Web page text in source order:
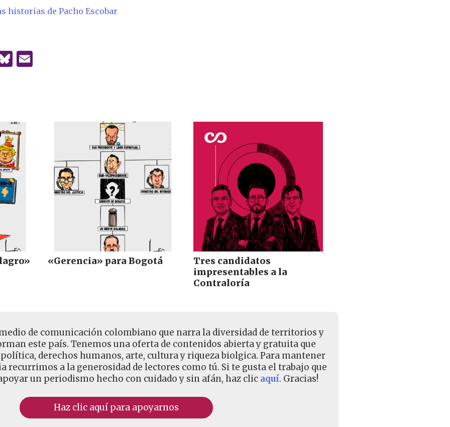
historias de Pacho Escobar
B
y
«Gerencia» para Bogotá
Tres candidatos
impresentables a la
Contraloría
de comunicación colombiano que narra la diversidad de territorios y
este país. Tenemos una oferta de contenidos abierta y gratuita que
derechos humanos, arte, cultura y riqueza biolgica. Para mantener
recurrimos a la generosidad de lectores como tú. Si te gusta el trabajo que
un periodismo hecho con cuidado y sin afán, haz clic aquí. Gracias!
Haz clic aquí para apoyarnos